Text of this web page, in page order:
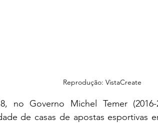
Reprodução: VistaCreate
no Governo Michel Temer
de casas de apostas esportivas